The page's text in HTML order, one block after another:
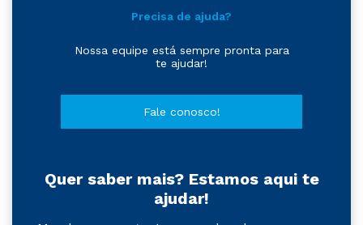
Precisa de ajuda?
Nossa equipe está sempre pronta para
te ajudar!
Fale conosco!
Quer saber mais? Estamos aqui te
ajudar!